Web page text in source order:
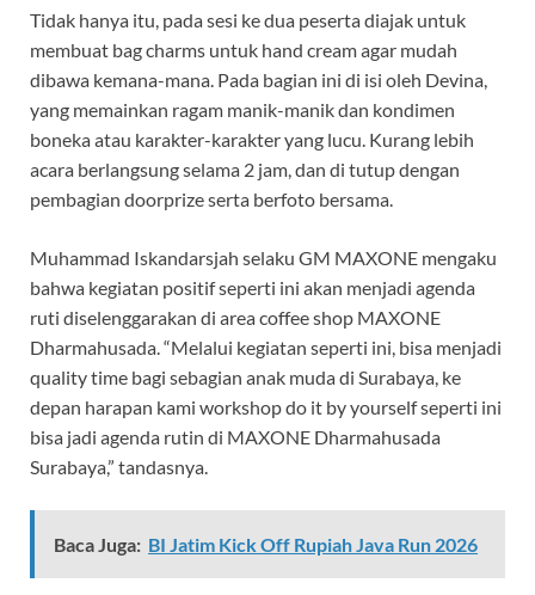
Tidak hanya itu, pada sesi ke dua peserta diajak untuk
membuat bag charms untuk hand cream agar mudah
dibawa kemana-mana. Pada bagian ini di isi oleh Devina,
yang memainkan ragam manik-manik dan kondimen
boneka atau karakter-karakter yang lucu. Kurang lebih
acara berlangsung selama 2 jam, dan di tutup dengan
pembagian doorprize serta berfoto bersama.
Muhammad Iskandarsjah selaku GM MAXONE mengaku
bahwa kegiatan positif seperti ini akan menjadi agenda
ruti diselenggarakan di area coffee shop MAXONE
Dharmahusada. “Melalui kegiatan seperti ini, bisa menjadi
quality time bagi sebagian anak muda di Surabaya, ke
depan harapan kami workshop do it by yourself seperti ini
bisa jadi agenda rutin di MAXONE Dharmahusada
Surabaya,” tandasnya.
Baca Juga: BI Jatim Kick Off Rupiah Java Run 2026